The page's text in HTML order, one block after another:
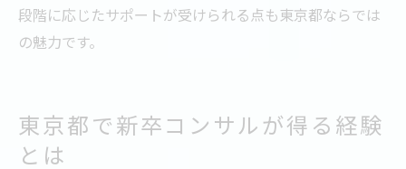
段階に応じたサポートが受けられる点も東京都ならでは
の魅力です。
東京都で新卒コンサルが得る経験
とは